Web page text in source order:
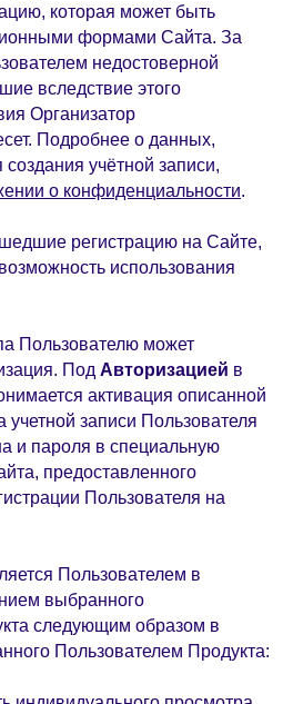
которая может быть
формами Сайта. За
недостоверной
вследствие этого
Организатор
Подробнее о данных,
учётной записи,
о конфиденциальности.
регистрацию на Сайте,
использования
Пользователю может
Под Авторизацией в
активация описанной
записи Пользователя
и пароля в специальную
предоставленного
Пользователя на
Пользователем в
выбранного
следующим образом в
Пользователем Продукта: